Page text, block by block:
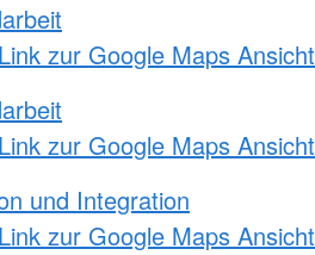
Link zur Google Maps Ansicht
Link zur Google Maps Ansicht
und Integration
Link zur Google Maps Ansicht